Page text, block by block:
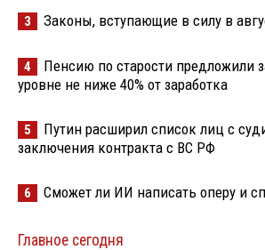
3 Законы, вступающие в силу в
4
Пенсию по старости предложили
уровне не ниже 40% от заработка
5
Путин расширил список лиц с
заключения контракта с ВС РФ
6 Сможет ли ИИ написать оперу и
Главное сегодня